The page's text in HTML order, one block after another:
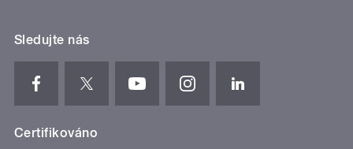
Sledujte nás
Certifikováno